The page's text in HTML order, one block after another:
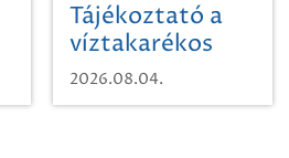
Tájékoztató a
víztakarékos
vízhasználatról
2026.08.04.